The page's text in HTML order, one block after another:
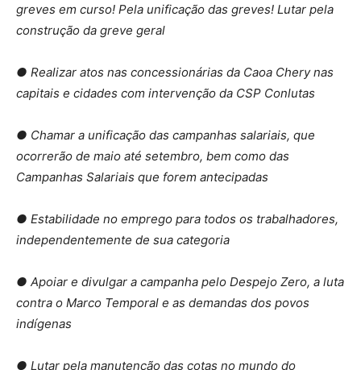
greves em curso! Pela unificação das greves! Lutar pela
construção da greve geral
● Realizar atos nas concessionárias da Caoa Chery nas
capitais e cidades com intervenção da CSP Conlutas
● Chamar a unificação das campanhas salariais, que
ocorrerão de maio até setembro, bem como das
Campanhas Salariais que forem antecipadas
● Estabilidade no emprego para todos os trabalhadores,
independentemente de sua categoria
● Apoiar e divulgar a campanha pelo Despejo Zero, a luta
contra o Marco Temporal e as demandas dos povos
indígenas
● Lutar pela manutenção das cotas no mundo do